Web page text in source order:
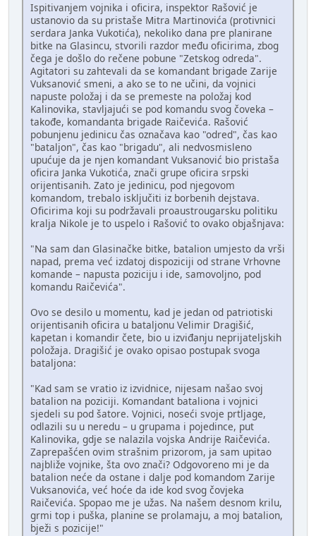
Ispitivanjem vojnika i oficira, inspektor Rašović je
ustanovio da su pristaše Mitra Martinovića (protivnici
serdara Janka Vukotića), nekoliko dana pre planirane
bitke na Glasincu, stvorili razdor među oficirima, zbog
čega je došlo do rečene pobune "Zetskog odreda".
Agitatori su zahtevali da se komandant brigade Zarije
Vuksanović smeni, a ako se to ne učini, da vojnici
napuste položaj i da se premeste na položaj kod
Kalinovika, stavljajući se pod komandu svog čoveka –
takođe, komandanta brigade Raičevića. Rašović
pobunjenu jedinicu čas označava kao "odred", čas kao
"bataljon", čas kao "brigadu", ali nedvosmisleno
upućuje da je njen komandant Vuksanović bio pristaša
oficira Janka Vukotića, znači grupe oficira srpski
orijentisanih. Zato je jedinicu, pod njegovom
komandom, trebalo isključiti iz borbenih dejstava.
Oficirima koji su podržavali proaustrougarsku politiku
kralja Nikole je to uspelo i Rašović to ovako objašnjava:
"Na sam dan Glasinačke bitke, batalion umjesto da vrši
napad, prema već izdatoj dispoziciji od strane Vrhovne
komande – napusta poziciju i ide, samovoljno, pod
komandu Raičevića".
Ovo se desilo u momentu, kad je jedan od patriotiski
orijentisanih oficira u bataljonu Velimir Dragišić,
kapetan i komandir čete, bio u izviđanju neprijateljskih
položaja. Dragišić je ovako opisao postupak svoga
bataljona:
"Kad sam se vratio iz izvidnice, nijesam našao svoj
batalion na poziciji. Komandant bataliona i vojnici
sjedeli su pod šatore. Vojnici, noseći svoje prtljage,
odlazili su u neredu – u grupama i pojedince, put
Kalinovika, gdje se nalazila vojska Andrije Raičevića.
Zaprepašćen ovim strašnim prizorom, ja sam upitao
najbliže vojnike, šta ovo znači? Odgovoreno mi je da
batalion neće da ostane i dalje pod komandom Zarije
Vuksanovića, već hoće da ide kod svog čovjeka
Raičevića. Spopao me je užas. Na našem desnom krilu,
grmi top i puška, planine se prolamaju, a moj batalion,
bježi s pozicije!"